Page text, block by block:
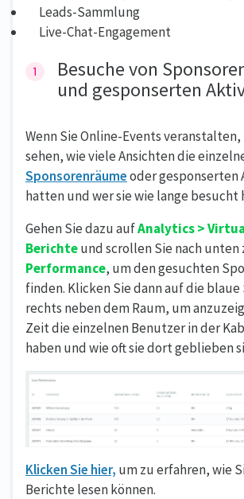
Leads-Sammlung
Live-Chat-Engagement
Besuche von
und gesponserten
Wenn Sie Online-Events veranstalten,
sehen, wie viele Ansichten die
Sponsorenräumeoder
hatten und wer sie wie lange besucht
Gehen Sie dazu aufAnalytics >
Berichteund scrollen Sie nach unten
Performance, um den gesuchten
finden. Klicken Sie dann auf die
rechts neben dem Raum, um
Zeit die einzelnen Benutzer in der
haben und wie oft sie dort geblieben
Klicken Sie hier, um zu erfahren, wie
Berichte lesen können.